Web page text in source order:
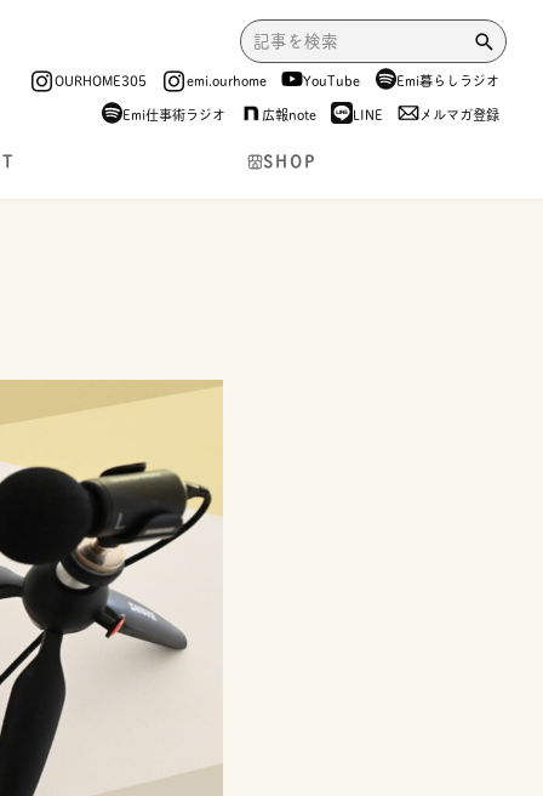
OURHOME305 emi.ourhome YouTube
Emi暮らしラジオ
Emi仕事術ラジオ
広報note LINE メルマガ登録
SHOP